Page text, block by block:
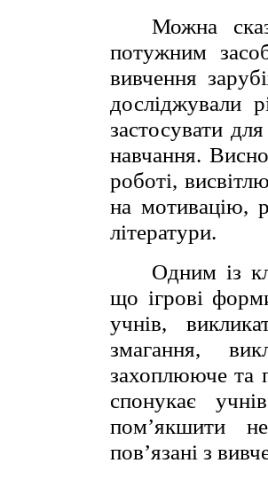
Можна
потужним
вивчення
досліджували
застосувати
навчання.
роботі,
на мотивацію,
літератури.
Одним із
що ігрові
учнів,
змагання,
захоплююче та
спонукає
пом’якшити
пов’язані з